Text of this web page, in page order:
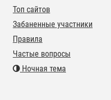
Топ сайтов
Забаненные участники
Правила
Частые вопросы
Ночная тема